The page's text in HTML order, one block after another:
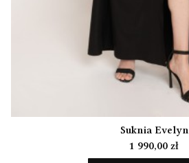
Suknia Evelyn
Cena
1 990,00 zł